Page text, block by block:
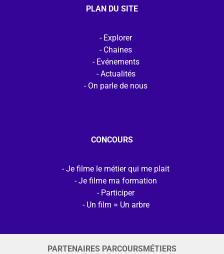
PLAN DU SITE
Explorer
Chaines
Evénements
Actualités
On parle de nous
CONCOURS
Je filme le métier qui me plait
Je filme ma formation
Participer
Un film = Un arbre
PARTENAIRES PARCOURSMÉTIERS